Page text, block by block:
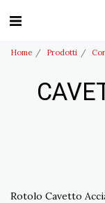
Home Prodotti
Rotolo Cavetto